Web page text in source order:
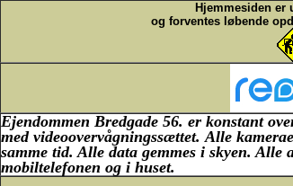
Hjemmesiden er
og forventes løbende
Ejendommen Bredgade 56. er konstant
med videoovervågningssættet. Alle
samme tid. Alle data gemmes i skyen. Alle
mobiltelefonen og i huset.